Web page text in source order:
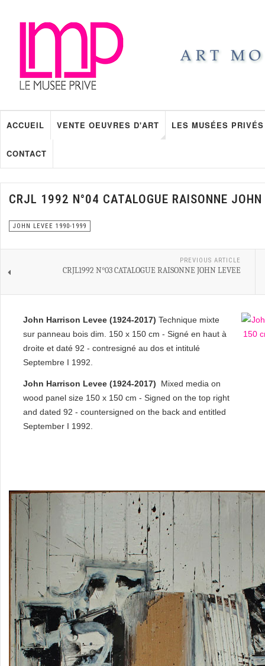
ACCUEIL VENTE OEUVRES D'ART LES MUSÉES PRIVÉS
CONTACT
CRJL 1992 N°04 CATALOGUE RAISONNE JOHN
JOHN LEVEE 1990-1999
PREVIOUS ARTICLE
CRJL1992 N°03 CATALOGUE RAISONNE JOHN LEVEE
John Harrison Levee (1924-2017) Technique mixte
sur panneau bois dim. 150 x 150 cm - Signé en haut à
droite et daté 92 - contresigné au dos et intitulé
Septembre I 1992.
John Harrison Levee (1924-2017) Mixed media on
wood panel size 150 x 150 cm - Signed on the top right
and dated 92 - countersigned on the back and entitled
September I 1992.